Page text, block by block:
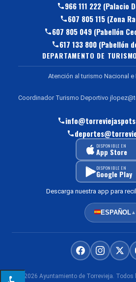
966 111 222 (Palacio
607 805 115 (Zona
607 805 049 (Pabellón
617 133 800 (Pabellón
DEPARTAMENTO DE
Atención al turismo Nacional e
Coordinador Turismo Deportivo
DISPONIBLE EN
App Store
DISPONIBLE EN
Google Play
Descarga nuestra app para
ESPAÑOL▲
© 2026 Ayuntamiento de Torrevieja.